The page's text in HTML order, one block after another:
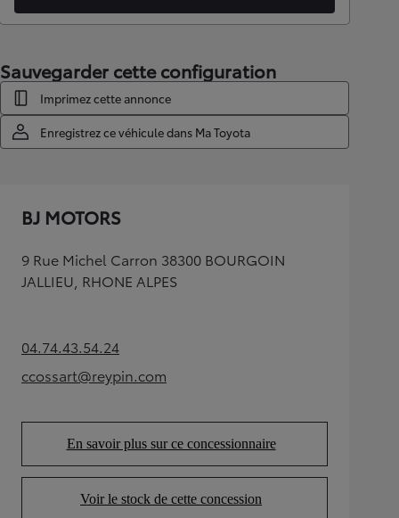
Sauvegarder cette configuration
Imprimez cette annonce
Enregistrez ce véhicule dans Ma Toyota
BJ MOTORS
9 Rue Michel Carron 38300 BOURGOIN
JALLIEU, RHONE ALPES
04.74.43.54.24(Opens in new tab)
ccossart@reypin.com
(Opens in new tab)
En savoir plus sur ce concessionnaire
(Opens in new tab)
Voir le stock de cette concession
(Opens in new tab)